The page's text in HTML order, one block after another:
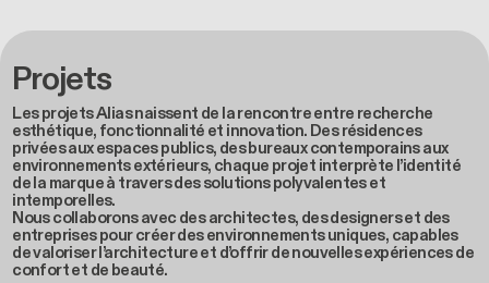
Projets
Les projets Alias naissent de la rencontre entre recherche
esthétique, fonctionnalité et innovation. Des résidences
privées aux espaces publics, des bureaux contemporains aux
environnements extérieurs, chaque projet interprète l’identité
de la marque à travers des solutions polyvalentes et
intemporelles.
Nous collaborons avec des architectes, des designers et des
entreprises pour créer des environnements uniques, capables
de valoriser l’architecture et d’offrir de nouvelles expériences de
confort et de beauté.